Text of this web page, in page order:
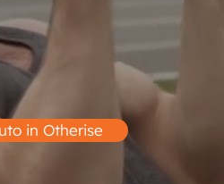
in Otherise